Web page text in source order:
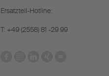
Ersatzteil-Hotline:
T: +49 (2558) 81 -29 99